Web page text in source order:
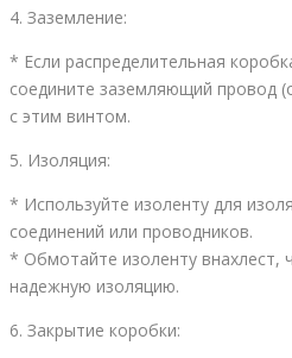
4. Заземление:
* Если распределительная
соедините заземляющий провод
с этим винтом.
5. Изоляция:
* Используйте изоленту для
соединений или проводников.
* Обмотайте изоленту внахлест,
надежную изоляцию.
6. Закрытие коробки: